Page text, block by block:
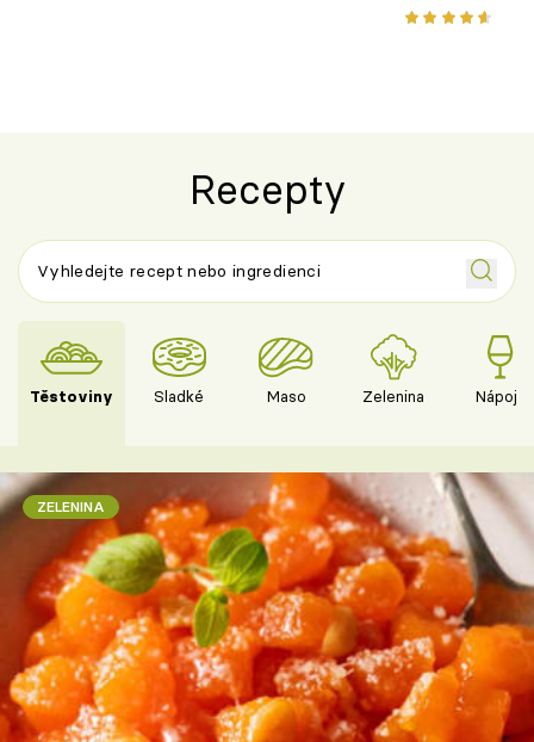
Recepty
Těstoviny Sladké Maso Zelenina Nápoje
ZELENINA